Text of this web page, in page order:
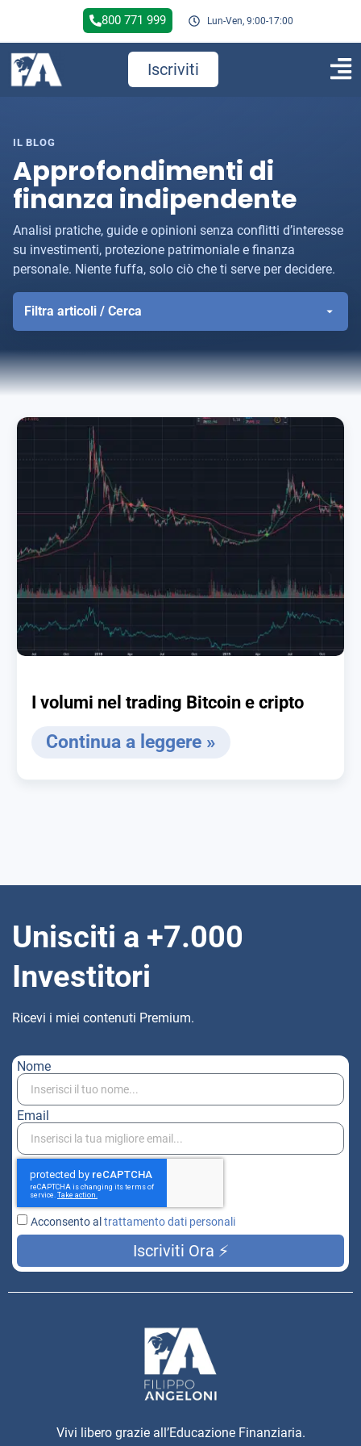
800 771 999 Lun-Ven, 9:00-17:00
Iscriviti
IL BLOG
Approfondimenti di
finanza indipendente
Analisi pratiche, guide e opinioni senza conflitti d’interesse
su investimenti, protezione patrimoniale e finanza
personale. Niente fuffa, solo ciò che ti serve per decidere.
Filtra articoli / Cerca
I volumi nel trading Bitcoin e cripto
Continua a leggere »
Unisciti a +7.000
Investitori
Ricevi i miei contenuti Premium.
Nome
Email
Acconsento al trattamento dati personali
Iscriviti Ora ⚡
Vivi libero grazie all’Educazione Finanziaria.